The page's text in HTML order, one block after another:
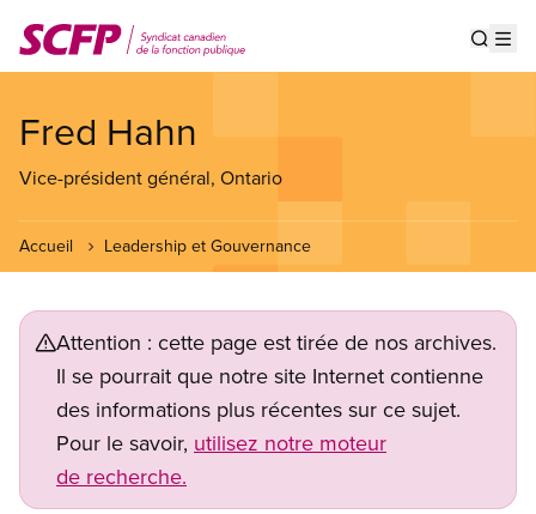
au
contenu
Fred Hahn
Vice-président général, Ontario
Accueil Leadership et Gouvernance
Attention : cette page est tirée de nos archives.
Il se pourrait que notre site Internet contienne
des informations plus récentes sur ce sujet.
Pour le savoir, utilisez notre moteur
de recherche.